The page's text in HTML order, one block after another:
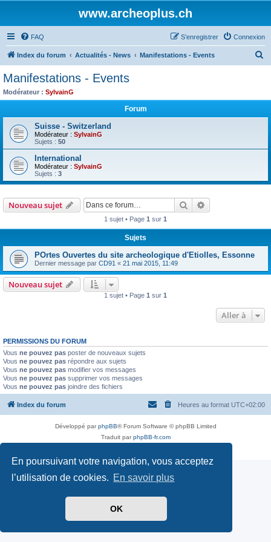
En poursuivant votre navigation, vous acceptez
l’utilisation de cookies. En savoir plus
OK
www.archeoplus.ch
FAQ Connexion
S’enregistrer
Index du forum Actualités - News Manifestations - Events
r
Manifestations - Events
Modérateur : SylvainG
Forum
Suisse - Switzerland
Modérateur : SylvainG
Sujets : 50
International
Modérateur : SylvainG
Sujets : 3
Nouveau sujet Rechercher
1 sujet • Page 1 sur 1
Sujets
POrtes Ouvertes du site archeologique d'Etiolles, Essonne
Dernier message par CD91 « 21 mai 2015, 11:49
Nouveau sujet
1 sujet • Page 1 sur 1
Aller à
PERMISSIONS DU FORUM
Vous ne pouvez pas poster de nouveaux sujets
Vous ne pouvez pas répondre aux sujets
Vous ne pouvez pas modifier vos messages
Vous ne pouvez pas supprimer vos messages
Vous ne pouvez pas joindre des fichiers
Index du forum Heures au format UTC+02:00
Développé parphpBB® Forum Software © phpBB Limited
Traduit parphpBB-fr.com